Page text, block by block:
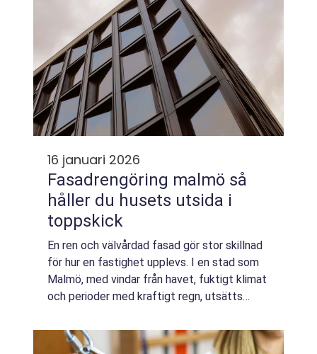
16 januari 2026
Fasadrengöring malmö så
håller du husets utsida i
toppskick
En ren och välvårdad fasad gör stor skillnad
för hur en fastighet upplevs. I en stad som
Malmö, med vindar från havet, fuktigt klimat
och perioder med kraftigt regn, utsätts
avgaser, alger och mögel sätter ...